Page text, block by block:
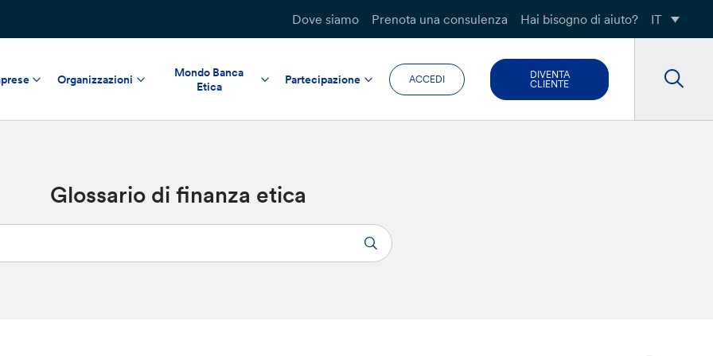
Dove siamo Prenota una consulenza Hai bisogno di aiuto? IT
Organizzazioni
Mondo Banca
Etica
Partecipazione ACCEDI
DIVENTA
CLIENTE
Glossario di finanza etica